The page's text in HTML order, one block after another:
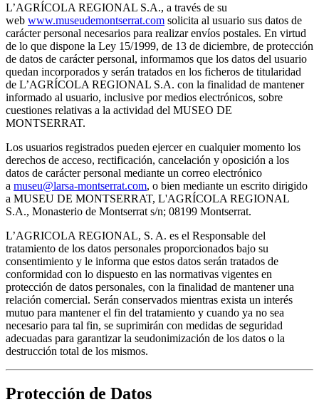
L’AGRÍCOLA REGIONAL S.A., a través de su
web www.museudemontserrat.com solicita al usuario sus datos de
carácter personal necesarios para realizar envíos postales. En virtud
de lo que dispone la Ley 15/1999, de 13 de diciembre, de protección
de datos de carácter personal, informamos que los datos del usuario
quedan incorporados y serán tratados en los ficheros de titularidad
de L’AGRÍCOLA REGIONAL S.A. con la finalidad de mantener
informado al usuario, inclusive por medios electrónicos, sobre
cuestiones relativas a la actividad del MUSEO DE
MONTSERRAT.
Los usuarios registrados pueden ejercer en cualquier momento los
derechos de acceso, rectificación, cancelación y oposición a los
datos de carácter personal mediante un correo electrónico
a museu@larsa-montserrat.com, o bien mediante un escrito dirigido
a MUSEU DE MONTSERRAT, L'AGRÍCOLA REGIONAL
S.A., Monasterio de Montserrat s/n; 08199 Montserrat.
L’AGRICOLA REGIONAL, S. A. es el Responsable del
tratamiento de los datos personales proporcionados bajo su
consentimiento y le informa que estos datos serán tratados de
conformidad con lo dispuesto en las normativas vigentes en
protección de datos personales, con la finalidad de mantener una
relación comercial. Serán conservados mientras exista un interés
mutuo para mantener el fin del tratamiento y cuando ya no sea
necesario para tal fin, se suprimirán con medidas de seguridad
adecuadas para garantizar la seudonimización de los datos o la
destrucción total de los mismos.
Protección de Datos